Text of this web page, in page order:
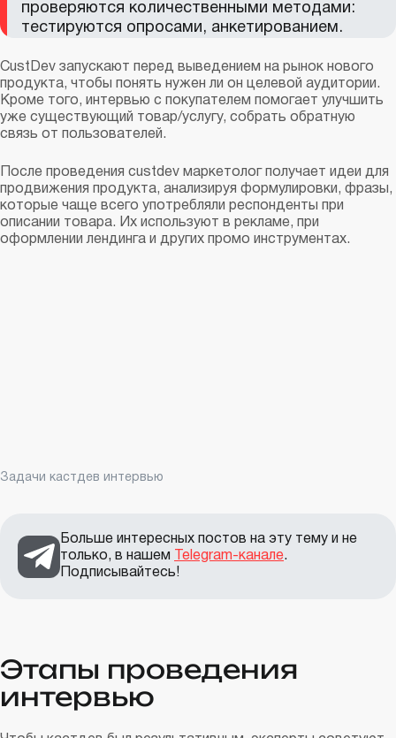
проверяются количественными методами:
тестируются опросами, анкетированием.
CustDev запускают перед выведением на рынок нового
продукта, чтобы понять нужен ли он целевой аудитории.
Кроме того, интервью с покупателем помогает улучшить
уже существующий товар/услугу, собрать обратную
связь от пользователей.
После проведения custdev маркетолог получает идеи для
продвижения продукта, анализируя формулировки, фразы,
которые чаще всего употребляли респонденты при
описании товара. Их используют в рекламе, при
оформлении лендинга и других промо инструментах.
Задачи кастдев интервью
Больше интересных постов на эту тему и не
только, в нашем
Telegram-канале.
Подписывайтесь!
Этапы проведения
интервью